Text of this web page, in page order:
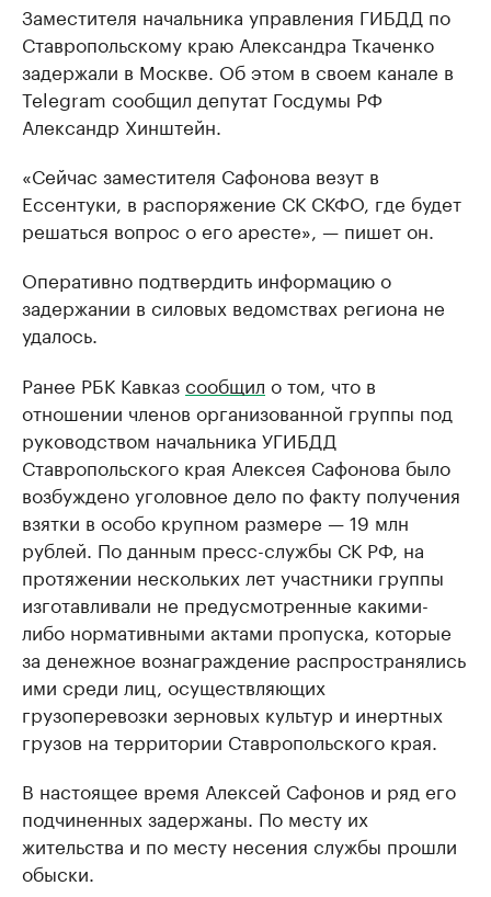
Заместителя начальника управления ГИБДД по
Ставропольскому краю Александра Ткаченко
задержали в Москве. Об этом в своем канале в
Telegram сообщил депутат Госдумы РФ
Александр Хинштейн.
«Сейчас заместителя Сафонова везут в
Ессентуки, в распоряжение СК СКФО, где будет
решаться вопрос о его аресте», — пишет он.
Оперативно подтвердить информацию о
задержании в силовых ведомствах региона не
удалось.
Ранее РБК Кавказсообщил о том, что в
отношении членов организованной группы под
руководством начальника УГИБДД
Ставропольского края Алексея Сафонова было
возбуждено уголовное дело по факту получения
взятки в особо крупном размере — 19 млн
рублей. По данным пресс-службы СК РФ, на
протяжении нескольких лет участники группы
изготавливали не предусмотренные какими-
либо нормативными актами пропуска, которые
за денежное вознаграждение распространялись
ими среди лиц, осуществляющих
грузоперевозки зерновых культур и инертных
грузов на территории Ставропольского края.
В настоящее время Алексей Сафонов и ряд его
подчиненных задержаны. По месту их
жительства и по месту несения службы прошли
обыски.